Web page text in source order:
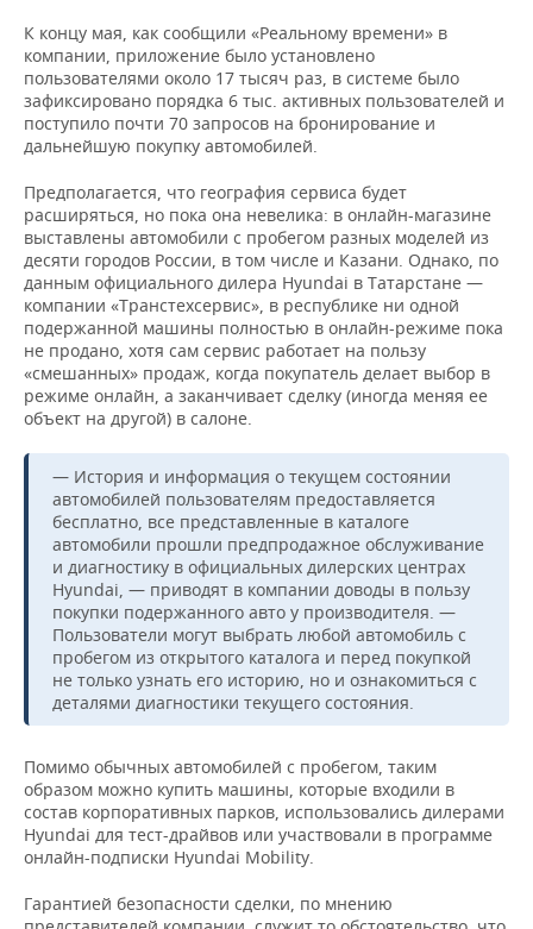
К концу мая, как сообщили «Реальному времени» в
компании, приложение было установлено
пользователями около 17 тысяч раз, в системе было
зафиксировано порядка 6 тыс. активных пользователей и
поступило почти 70 запросов на бронирование и
дальнейшую покупку автомобилей.
Предполагается, что география сервиса будет
расширяться, но пока она невелика: в онлайн-магазине
выставлены автомобили с пробегом разных моделей из
десяти городов России, в том числе и Казани. Однако, по
данным официального дилера Hyundai в Татарстане —
компании «Транстехсервис», в республике ни одной
подержанной машины полностью в онлайн-режиме пока
не продано, хотя сам сервис работает на пользу
«смешанных» продаж, когда покупатель делает выбор в
режиме онлайн, а заканчивает сделку (иногда меняя ее
объект на другой) в салоне.
— История и информация о текущем состоянии
автомобилей пользователям предоставляется
бесплатно, все представленные в каталоге
автомобили прошли предпродажное обслуживание
и диагностику в официальных дилерских центрах
Hyundai, — приводят в компании доводы в пользу
покупки подержанного авто у производителя. —
Пользователи могут выбрать любой автомобиль с
пробегом из открытого каталога и перед покупкой
не только узнать его историю, но и ознакомиться с
деталями диагностики текущего состояния.
Помимо обычных автомобилей с пробегом, таким
образом можно купить машины, которые входили в
состав корпоративных парков, использовались дилерами
Hyundai для тест-драйвов или участвовали в программе
онлайн-подписки Hyundai Mobility.
Гарантией безопасности сделки, по мнению